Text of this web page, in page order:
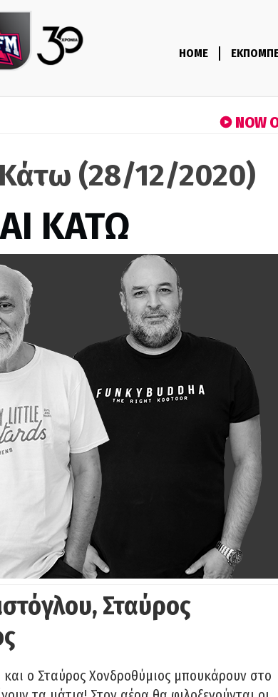
HOME
NOW
(28/12/2020)
ΚΑΤΩ
Σταύρος
ο Σταύρος Χονδροθύμιος μπουκάρουν στο